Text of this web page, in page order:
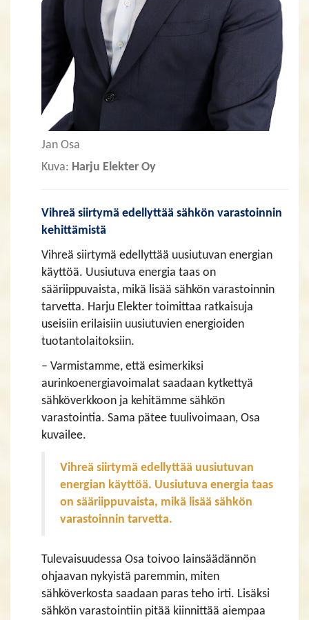
Jan Osa
Kuva: Harju Elekter Oy
Vihreä siirtymä edellyttää sähkön varastoinnin
kehittämistä
Vihreä siirtymä edellyttää uusiutuvan energian
käyttöä. Uusiutuva energia taas on
sääriippuvaista, mikä lisää sähkön varastoinnin
tarvetta. Harju Elekter toimittaa ratkaisuja
useisiin erilaisiin uusiutuvien energioiden
tuotantolaitoksiin.
– Varmistamme, että esimerkiksi
aurinkoenergiavoimalat saadaan kytkettyä
sähköverkkoon ja kehitämme sähkön
varastointia. Sama pätee tuulivoimaan, Osa
kuvailee.
Vihreä siirtymä edellyttää uusiutuvan
energian käyttöä. Uusiutuva energia taas
on sääriippuvaista, mikä lisää sähkön
varastoinnin tarvetta.
Tulevaisuudessa Osa toivoo lainsäädännön
ohjaavan nykyistä paremmin, miten
sähköverkosta saadaan paras teho irti. Lisäksi
sähkön varastointiin pitää kiinnittää aiempaa